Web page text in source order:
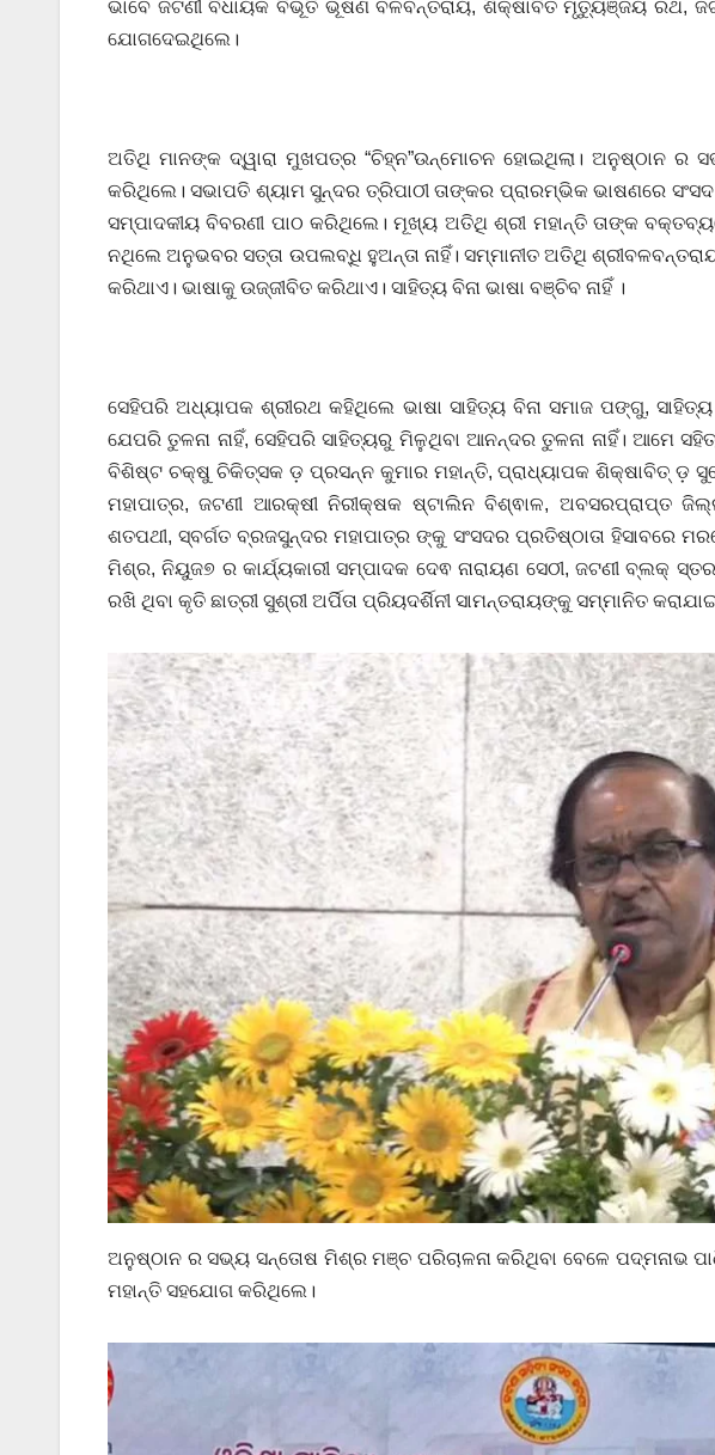
ଭାବେ ଜଟଣୀ ବିଧାୟକ ବିଭୂତି ଭୂଷଣ ବଳବନ୍ତରାୟ, ଶିକ୍ଷାବିତ ମୃତ୍ୟୁଞ୍ଜୟ ରଥ,
ଯୋଗଦେଇଥିଲେ।
ଅତିଥି ମାନଙ୍କ ଦ୍ୱାରା ମୁଖପତ୍ର “ଚିହ୍ନ”ଉନ୍ମୋଚନ ହୋଇଥିଲା। ଅନୁଷ୍ଠାନ
କରିଥିଲେ। ସଭାପତି ଶ୍ୟାମ ସୁନ୍ଦର ତ୍ରିପାଠୀ ତାଙ୍କର ପ୍ରାରମ୍ଭିକ ଭାଷଣରେ
ସମ୍ପାଦକୀୟ ବିବରଣୀ ପାଠ କରିଥିଲେ। ମୂଖ୍ୟ ଅତିଥି ଶ୍ରୀ ମହାନ୍ତି ତାଙ୍କ
ନଥିଲେ ଅନୁଭବର ସତ୍ତା ଉପଲବ୍ଧି ହୁଅନ୍ତା ନାହିଁ। ସମ୍ମାନୀତ ଅତିଥି
କରିଥାଏ। ଭାଷାକୁ ଉଜ୍ଜୀବିତ କରିଥାଏ। ସାହିତ୍ୟ ବିନା ଭାଷା ବଞ୍ଚିବ ନାହିଁ ।
ସେହିପରି ଅଧ୍ୟାପକ ଶ୍ରୀରଥ କହିଥିଲେ ଭାଷା ସାହିତ୍ୟ ବିନା ସମାଜ ପଙ୍ଗୁ,
ଯେପରି ତୁଳନା ନାହିଁ, ସେହିପରି ସାହିତ୍ୟରୁ ମିଳୁଥିବା ଆନନ୍ଦର ତୁଳନା ନାହିଁ। ଆମେ
ବିଶିଷ୍ଟ ଚକ୍ଷୁ ଚିକିତ୍ସକ ଡ଼ ପ୍ରସନ୍ନ କୁମାର ମହାନ୍ତି, ପ୍ରାଧ୍ୟାପକ ଶିକ୍ଷାବିତ୍ ଡ଼
ମହାପାତ୍ର, ଜଟଣୀ ଆରକ୍ଷୀ ନିରୀକ୍ଷକ ଷ୍ଟାଲିନ ବିଶ୍ଵାଳ, ଅବସରପ୍ରାପ୍ତ
ଶତପଥୀ, ସ୍ବର୍ଗତ ବ୍ରଜସୁନ୍ଦର ମହାପାତ୍ର ଙ୍କୁ ସଂସଦର ପ୍ରତିଷ୍ଠାତା ହିସାବରେ
ମିଶ୍ର, ନିୟୁଜ୭ ର କାର୍ଯ୍ୟକାରୀ ସମ୍ପାଦକ ଦେଵ ନାରାୟଣ ସେଠୀ, ଜଟଣୀ ବ୍ଲକ୍
ରଖି ଥିବା କୃତି ଛାତ୍ରୀ ସୁଶ୍ରୀ ଅର୍ପିତା ପ୍ରିୟଦର୍ଶିନୀ ସାମନ୍ତରାୟଙ୍କୁ ସମ୍ମାନିତ
ଅନୁଷ୍ଠାନ ର ସଭ୍ୟ ସନ୍ତୋଷ ମିଶ୍ର ମଞ୍ଚ ପରିଚାଳନା କରିଥିବା ବେଳେ ପଦ୍ମନାଭ
ମହାନ୍ତି ସହଯୋଗ କରିଥିଲେ।